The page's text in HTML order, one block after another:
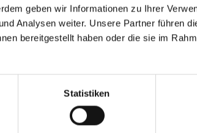
geben wir Informationen zu Ihrer
Analysen weiter. Unsere Partner führen
bereitgestellt haben oder die sie im
Statistiken
IHNEN AUCH...